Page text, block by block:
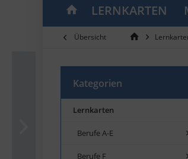
LERNKARTEN
Übersicht
Kategorien
Lernkarten
Berufe A-E
Berufe F